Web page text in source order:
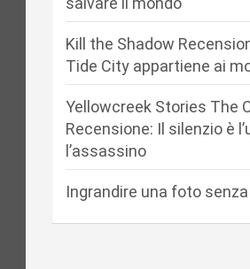
Kill the Shadow
Tide City appartiene ai
Yellowcreek Stories The
Recensione: Il silenzio è
l’assassino
Ingrandire una foto